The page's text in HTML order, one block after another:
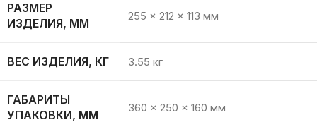
РАЗМЕР
ИЗДЕЛИЯ, ММ
255 × 212 × 113 мм
ВЕС ИЗДЕЛИЯ, КГ 3.55 кг
ГАБАРИТЫ
УПАКОВКИ, ММ
360 × 250 × 160 мм